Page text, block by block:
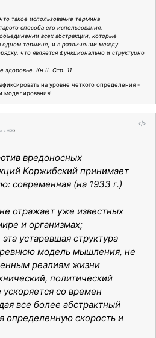
такое использование термина
способа его использования.
всех абстракций, которые
одном термине, и в различении между
что является функционально и структурно
здоровье. Кн II. Стр. 11
на уровне четкого определения -
моделирования!
</>
в ЖЖ)
вредоносных
Коржибский принимает
современная (на 1933 г.)
отражает уже известных
и организмах;
устаревшая структура
модель мышления, не
реалиям жизни
политический
со времен
все более абстрактный
определенную скорость и